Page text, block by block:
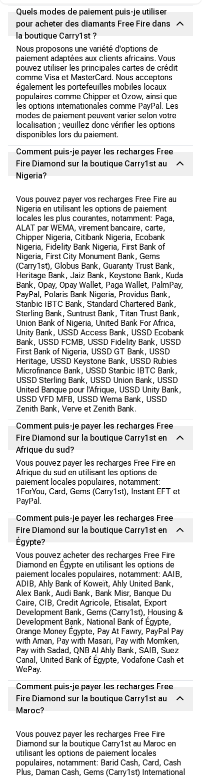
Quels modes de paiement puis-je utiliser
pour acheter des diamants Free Fire dans
la boutique Carry1st ?
Nous proposons une variété d'options de
paiement adaptées aux clients africains. Vous
pouvez utiliser les principales cartes de crédit
comme Visa et MasterCard. Nous acceptons
également les portefeuilles mobiles locaux
populaires comme Chipper et Ozow, ainsi que
les options internationales comme PayPal. Les
modes de paiement peuvent varier selon votre
localisation ; veuillez donc vérifier les options
disponibles lors du paiement.
Comment puis-je payer les recharges Free
Fire Diamond sur la boutique Carry1st au
Nigeria?
Vous pouvez payer vos recharges Free Fire au
Nigeria en utilisant les options de paiement
locales les plus courantes, notamment: Paga,
ALAT par WEMA, virement bancaire, carte,
Chipper Nigeria, Citibank Nigeria, Ecobank
Nigeria, Fidelity Bank Nigeria, First Bank of
Nigeria, First City Monument Bank, Gems
(Carry1st), Globus Bank, Guaranty Trust Bank,
Heritage Bank, Jaiz Bank, Keystone Bank, Kuda
Bank, Opay, Opay Wallet, Paga Wallet, PalmPay,
PayPal, Polaris Bank Nigeria, Providus Bank,
Stanbic IBTC Bank, Standard Chartered Bank,
Sterling Bank, Suntrust Bank, Titan Trust Bank,
Union Bank of Nigeria, United Bank For Africa,
Unity Bank, USSD Access Bank, USSD Ecobank
Bank, USSD FCMB, USSD Fidelity Bank, USSD
First Bank of Nigeria, USSD GT Bank, USSD
Heritage, USSD Keystone Bank, USSD Rubies
Microfinance Bank, USSD Stanbic IBTC Bank,
USSD Sterling Bank, USSD Union Bank, USSD
United Banque pour l'Afrique, USSD Unity Bank,
USSD VFD MFB, USSD Wema Bank, USSD
Zenith Bank, Verve et Zenith Bank.
Comment puis-je payer les recharges Free
Fire Diamond sur la boutique Carry1st en
Afrique du sud?
Vous pouvez payer les recharges Free Fire en
Afrique du sud en utilisant les options de
paiement locales populaires, notamment:
1ForYou, Card, Gems (Carry1st), Instant EFT et
PayPal.
Comment puis-je payer les recharges Free
Fire Diamond sur la boutique Carry1st en
Égypte?
Vous pouvez acheter des recharges Free Fire
Diamond en Égypte en utilisant les options de
paiement locales populaires, notamment: AAIB,
ADIB, Ahly Bank of Koweït, Ahly United Bank,
Alex Bank, Audi Bank, Bank Misr, Banque Du
Caire, CIB, Credit Agricole, Etisalat, Export
Development Bank, Gems (Carry1st), Housing &
Development Bank, National Bank of Égypte,
Orange Money Égypte, Pay At Fawry, PayPal Pay
with Aman, Pay with Masari, Pay with Momken,
Pay with Sadad, QNB Al Ahly Bank, SAIB, Suez
Canal, United Bank of Égypte, Vodafone Cash et
WePay.
Comment puis-je payer les recharges Free
Fire Diamond sur la boutique Carry1st au
Maroc?
Vous pouvez payer les recharges Free Fire
Diamond sur la boutique Carry1st au Maroc en
utilisant les options de paiement locales
populaires, notamment: Barid Cash, Card, Cash
Plus, Daman Cash, Gems (Carry1st) International